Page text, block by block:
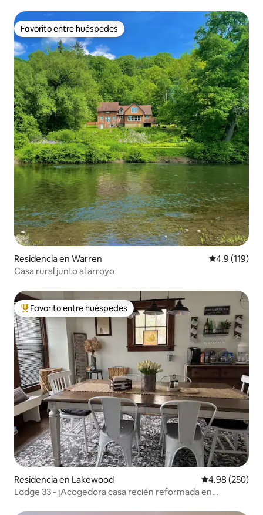
Favorito entre huéspedes
Favorito entre huéspedes
Residencia en Warren Calificación
4.9 (119)
Casa rural junto al arroyo
De los mejores en Favorito entre huéspedes
Favorito entre huéspedes
Residencia en Lakewood Calificación
4.98 (250)
Lodge 33 - ¡Acogedora casa recién reformada en